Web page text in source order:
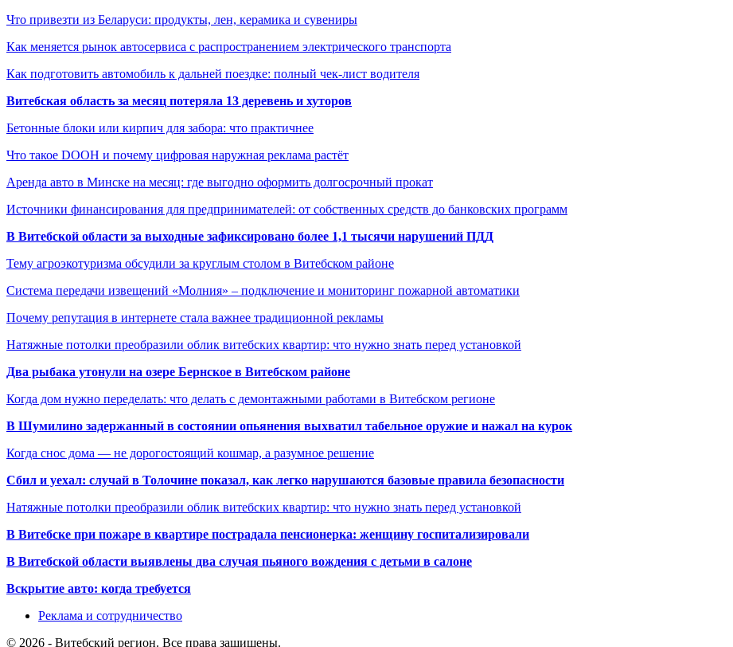
Что привезти из Беларуси: продукты, лен, керамика и сувениры
Как меняется рынок автосервиса с распространением электрического транспорта
Как подготовить автомобиль к дальней поездке: полный чек-лист водителя
Витебская область за месяц потеряла 13 деревень и хуторов
Бетонные блоки или кирпич для забора: что практичнее
Что такое DOOH и почему цифровая наружная реклама растёт
Аренда авто в Минске на месяц: где выгодно оформить долгосрочный прокат
Источники финансирования для предпринимателей: от собственных средств до банковских программ
В Витебской области за выходные зафиксировано более 1,1 тысячи нарушений ПДД
Тему агроэкотуризма обсудили за круглым столом в Витебском районе
Система передачи извещений «Молния» – подключение и мониторинг пожарной автоматики
Почему репутация в интернете стала важнее традиционной рекламы
Натяжные потолки преобразили облик витебских квартир: что нужно знать перед установкой
Два рыбака утонули на озере Бернское в Витебском районе
Когда дом нужно переделать: что делать с демонтажными работами в Витебском регионе
В Шумилино задержанный в состоянии опьянения выхватил табельное оружие и нажал на курок
Когда снос дома — не дорогостоящий кошмар, а разумное решение
Сбил и уехал: случай в Толочине показал, как легко нарушаются базовые правила безопасности
Натяжные потолки преобразили облик витебских квартир: что нужно знать перед установкой
В Витебске при пожаре в квартире пострадала пенсионерка: женщину госпитализировали
В Витебской области выявлены два случая пьяного вождения с детьми в салоне
Вскрытие авто: когда требуется
Реклама и сотрудничество
© 2026 - Витебский регион. Все права защищены.